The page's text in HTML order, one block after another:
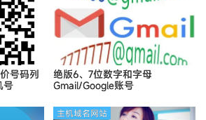
号码列
号
绝版6、7位数字和字母
Gmail/Google账号
主机域名网站